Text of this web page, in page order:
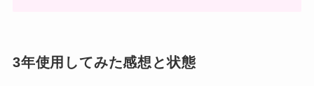
3年使用してみた感想と状態